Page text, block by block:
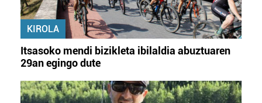
KIROLA
Itsasoko mendi bizikleta ibilaldia abuztuaren
29an egingo dute